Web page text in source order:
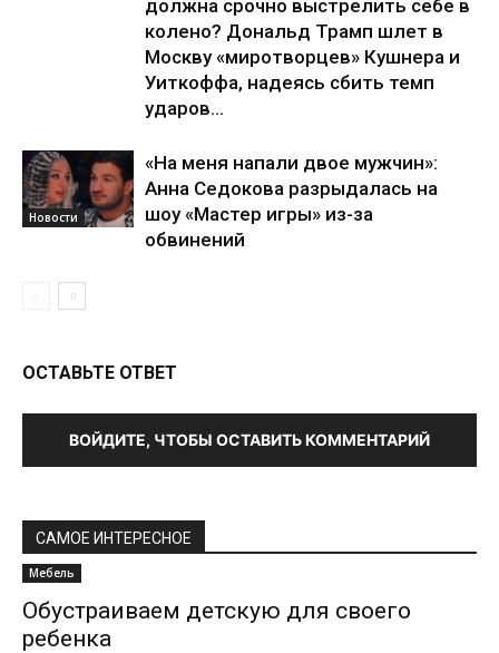
должна срочно выстрелить себе в
колено? Дональд Трамп шлет в
Москву «миротворцев» Кушнера и
Уиткоффа, надеясь сбить темп
ударов...
Новости
«На меня напали двое мужчин»:
Анна Седокова разрыдалась на
шоу «Мастер игры» из-за
обвинений
ОСТАВЬТЕ ОТВЕТ
ВОЙДИТЕ, ЧТОБЫ ОСТАВИТЬ КОММЕНТАРИЙ
САМОЕ ИНТЕРЕСНОЕ
Мебель
Обустраиваем детскую для своего
ребенка